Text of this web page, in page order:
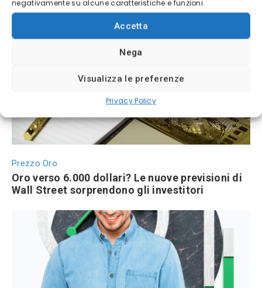
negativamente su alcune caratteristiche e funzioni.
Accetta
Nega
Visualizza le preferenze
Privacy Policy
BTC 2026
Bitcoin 2026: previsioni di prezzo e scenari di
mercato
Prezzo Oro
Oro verso 6.000 dollari? Le nuove previsioni di
Wall Street sorprendono gli investitori